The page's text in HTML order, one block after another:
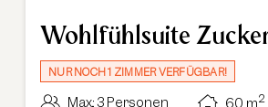
Wohlfühlsuite
NUR NOCH 1 ZIMMER VERFÜGBAR!
Max.: 3 Personen 2